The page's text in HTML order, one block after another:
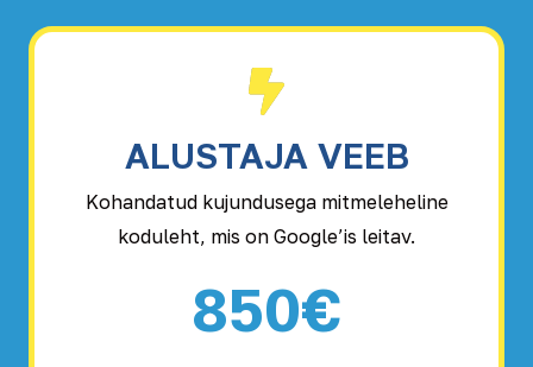
ALUSTAJA VEEB
Kohandatud kujundusega mitmeleheline
koduleht, mis on Google’is leitav.
850€